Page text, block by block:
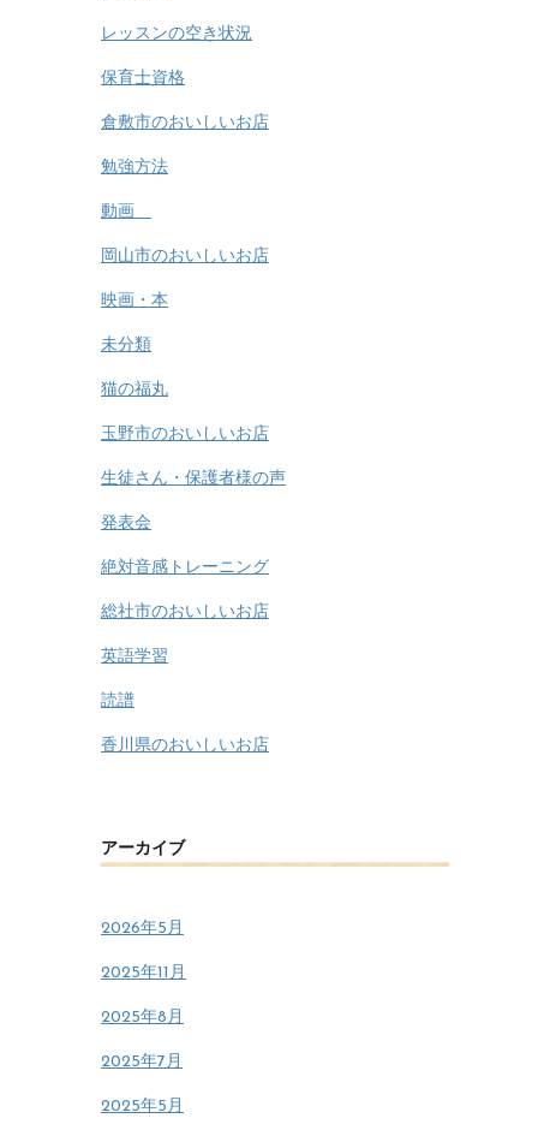
レッスンの空き状況
保育士資格
倉敷市のおいしいお店
勉強方法
動画
岡山市のおいしいお店
映画・本
未分類
猫の福丸
玉野市のおいしいお店
生徒さん・保護者様の声
発表会
絶対音感トレーニング
総社市のおいしいお店
英語学習
読譜
香川県のおいしいお店
アーカイブ
2026年5月
2025年11月
2025年8月
2025年7月
2025年5月